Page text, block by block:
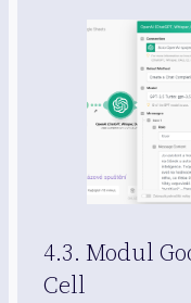
4.3. Modul
Cell